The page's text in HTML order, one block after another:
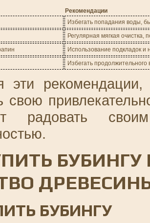
Рекомендации
Избегать попадания воды,
Регулярная мягкая очистка,
Использование подкладок и
Избегать
эти рекомендации,
свою
радовать
БУБИНГУ